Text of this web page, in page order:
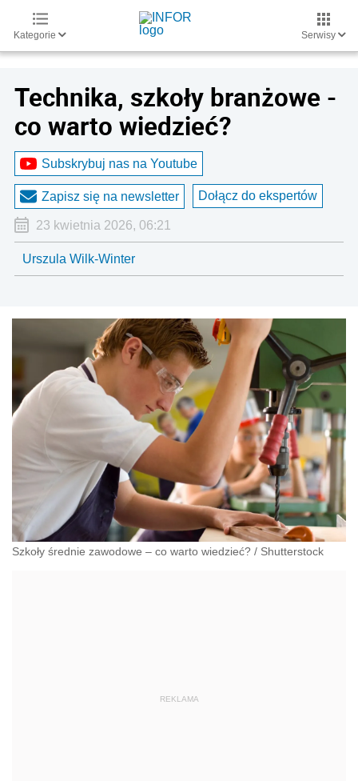
Kategorie Serwisy
Technika, szkoły branżowe -
co warto wiedzieć?
Subskrybuj nas na Youtube
Zapisz się na newsletter Dołącz do ekspertów
23 kwietnia 2026, 06:21
Urszula Wilk-Winter
Szkoły średnie zawodowe – co warto wiedzieć? / Shutterstock